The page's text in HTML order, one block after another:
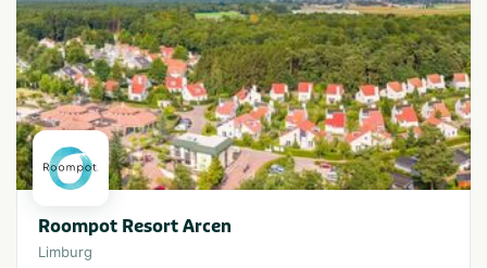
Roompot Resort Arcen
Limburg